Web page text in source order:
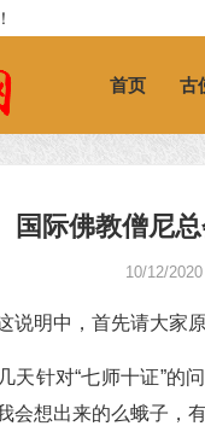
首页 古
国际佛教僧尼
10/12/
说明中，首先请大家
天针对“七师十证”的
会想出来的么蛾子，